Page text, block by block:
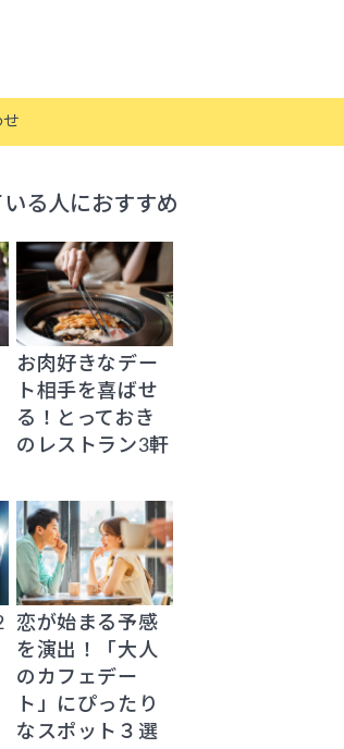
せ
る人におすすめ
お肉好きなデー
ト相手を喜ばせ
る！とっておき
のレストラン3軒
恋が始まる予感
を演出！「大人
のカフェデー
ト」にぴったり
なスポット３選